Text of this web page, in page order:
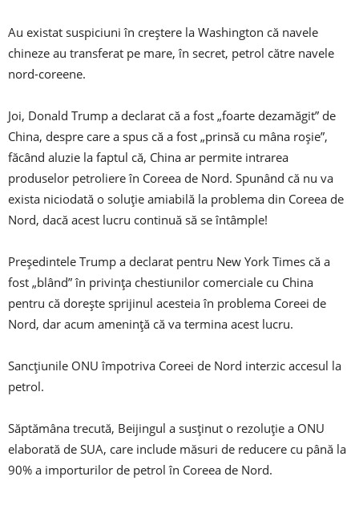
Au existat suspiciuni în creștere la Washington că navele
chineze au transferat pe mare, în secret, petrol către navele
nord-coreene.
Joi, Donald Trump a declarat că a fost „foarte dezamăgit” de
China, despre care a spus că a fost „prinsă cu mâna roșie”,
făcând aluzie la faptul că, China ar permite intrarea
produselor petroliere în Coreea de Nord. Spunând că nu va
exista niciodată o soluție amiabilă la problema din Coreea de
Nord, dacă acest lucru continuă să se întâmple!
Președintele Trump a declarat pentru New York Times că a
fost „blând” în privința chestiunilor comerciale cu China
pentru că dorește sprijinul acesteia în problema Coreei de
Nord, dar acum amenință că va termina acest lucru.
Sancțiunile ONU împotriva Coreei de Nord interzic accesul la
petrol.
Săptămâna trecută, Beijingul a susținut o rezoluție a ONU
elaborată de SUA, care include măsuri de reducere cu până la
90% a importurilor de petrol în Coreea de Nord.